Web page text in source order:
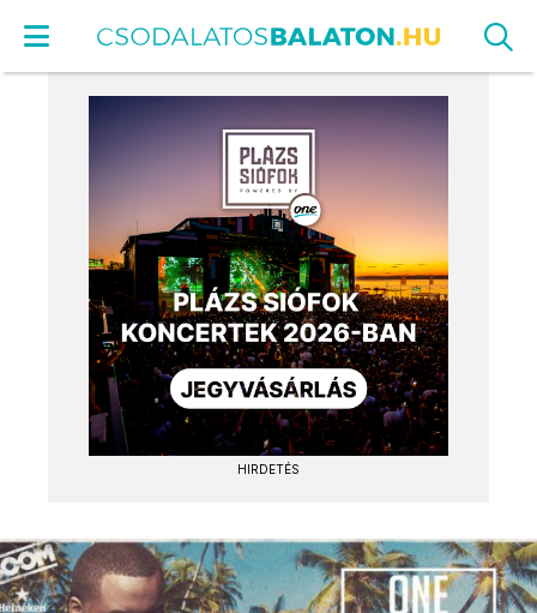
HIRDETÉS